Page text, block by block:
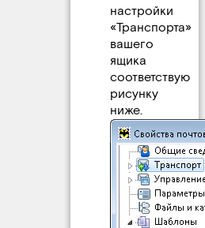
настройки
«Транспорта»
вашего
ящика
соответствую
рисунку
ниже.